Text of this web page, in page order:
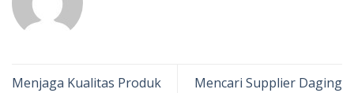
Menjaga Kualitas Produk
Mencari Supplier Daging